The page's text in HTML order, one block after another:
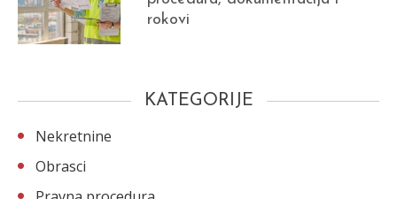
rokovi
KATEGORIJE
Nekretnine
Obrasci